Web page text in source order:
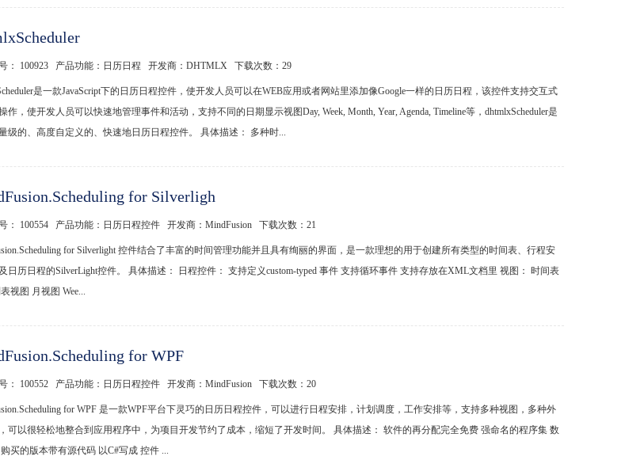
： 100923 产品功能：日历日程 开发商：DHTMLX 下载次数： 29
是一款JavaScript下的日历日程控件，使开发人员可以在WEB应用或者网站里添加像Google一样的日历日程，该控件支持交互式
作，使开发人员可以快速地管理事件和活动，支持不同的日期显示视图Day, Week, Month, Year, Agenda, Timeline等，dhtmlxScheduler是
级的、高度自定义的、快速地日历日程控件。 具体描述： 多种时...
for Silverligh
： 100554 产品功能：日历日程控件 开发商：MindFusion 下载次数： 21
for Silverlight 控件结合了丰富的时间管理功能并且具有绚丽的界面，是一款理想的用于创建所有类型的时间表、行程安
日历日程的SilverLight控件。 具体描述： 日程控件： 支持定义custom-typed 事件 支持循环事件 支持存放在XML文档里 视图： 时间表
视图 月视图 Wee...
for WPF
： 100552 产品功能：日历日程控件 开发商：MindFusion 下载次数： 20
for WPF 是一款WPF平台下灵巧的日历日程控件，可以进行日程安排，计划调度，工作安排等，支持多种视图，多种外
可以很轻松地整合到应用程序中，为项目开发节约了成本，缩短了开发时间。 具体描述： 软件的再分配完全免费 强命名的程序集 数
买的版本带有源代码 以C#写成 控件 ...